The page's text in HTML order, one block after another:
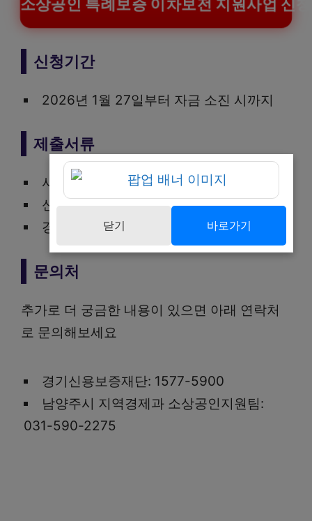
소상공인 특례보증 이차보전 지원사업 신
신청기간
2026년 1월 27일부터 자금 소진 시까지
제출서류
사업자등록증
신분증
경기신용보증재단 요청 서류
문의처
추가로 더 궁금한 내용이 있으면 아래 연락처
로 문의해보세요
경기신용보증재단: 1577-5900
남양주시 지역경제과 소상공인지원팀:
031-590-2275
닫기 바로가기